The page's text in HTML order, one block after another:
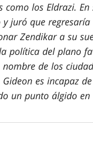
los Eldrazi.
juró que
Zendikar a su
política del plano
de los
es incapaz
un punto álgido en